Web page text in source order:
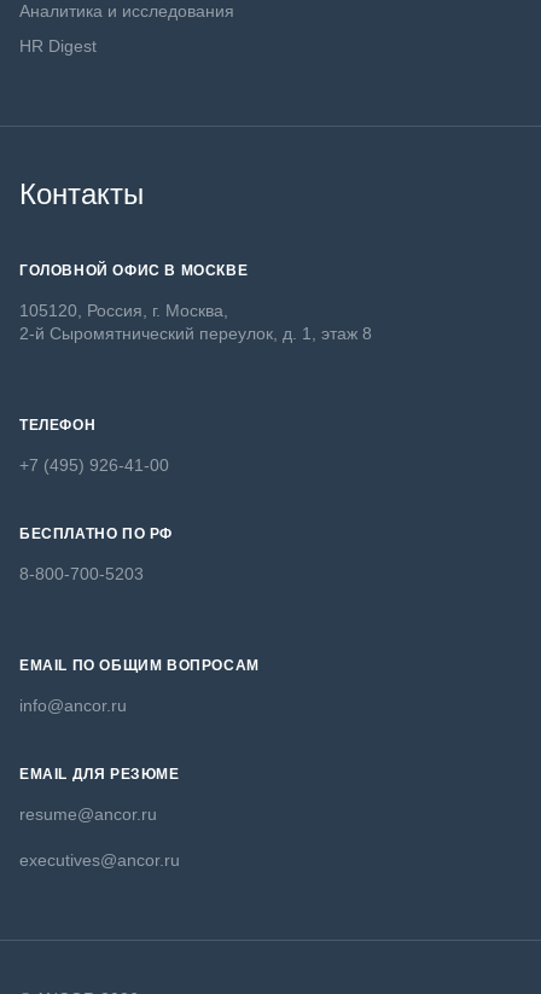
Аналитика и исследования
HR Digest
Контакты
ГОЛОВНОЙ ОФИС В МОСКВЕ
105120, Россия, г. Москва,
2-й Сыромятнический переулок, д. 1, этаж 8
ТЕЛЕФОН
+7 (495) 926-41-00
БЕСПЛАТНО ПО РФ
8-800-700-5203
EMAIL ПО ОБЩИМ ВОПРОСАМ
info@ancor.ru
EMAIL ДЛЯ РЕЗЮМЕ
resume@ancor.ru
executives@ancor.ru